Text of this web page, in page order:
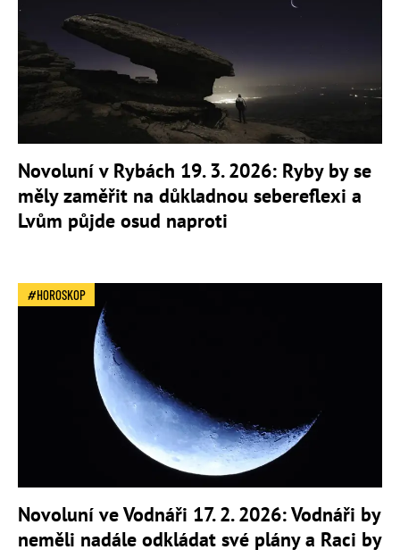
Novoluní v Rybách 19. 3. 2026: Ryby by se
měly zaměřit na důkladnou sebereflexi a
Lvům půjde osud naproti
HOROSKOP
Novoluní ve Vodnáři 17. 2. 2026: Vodnáři by
neměli nadále odkládat své plány a Raci by